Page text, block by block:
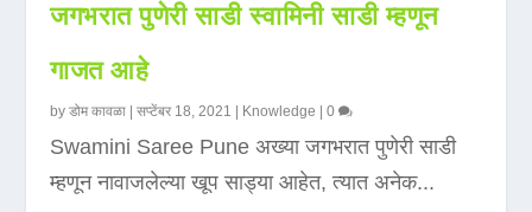
जगभरात पुणेरी साडी स्वामिनी साडी म्हणून
गाजत आहे
byडोम कावळा |सप्टेंबर 18, 2021 Knowledge |0
Swamini Saree Pune अख्या जगभरात पुणेरी साडी
म्हणून नावाजलेल्या खूप साड्या आहेत, त्यात अनेक...